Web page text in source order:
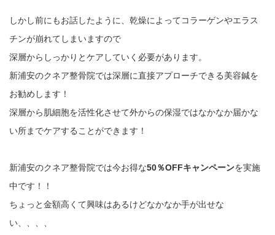
しかし前にもお話したように、乾燥によってコラーゲンやエラス
チンが崩れてしまいますので
深層からしっかりとケアしていく必要があります。
新浦安のクネア整骨院では深層に直接アプローチできる美容鍼を
お勧めします！
深層から肌細胞を活性化させて外からの保湿ではなかなか届かな
い所までケアすることができます！
新浦安のクネア整骨院では今お得な50％OFFキャンペーンを実施
中です！！
ちょっと金額高くて興味はあるけどなかなか手が出せな
い、、、、